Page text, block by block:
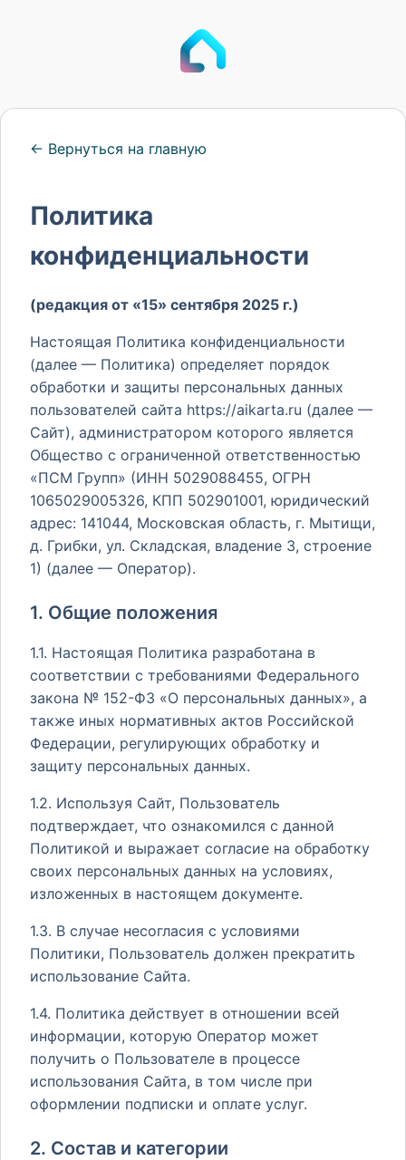
← Вернуться на главную
Политика
конфиденциальности
(редакция от «15» сентября 2025 г.)
Настоящая Политика конфиденциальности
(далее — Политика) определяет порядок
обработки и защиты персональных данных
пользователей сайта https://aikarta.ru (далее —
Сайт), администратором которого является
Общество с ограниченной ответственностью
«ПСМ Групп» (ИНН 5029088455, ОГРН
1065029005326, КПП 502901001, юридический
адрес: 141044, Московская область, г. Мытищи,
д. Грибки, ул. Складская, владение 3, строение
1) (далее — Оператор).
1. Общие положения
1.1. Настоящая Политика разработана в
соответствии с требованиями Федерального
закона № 152-ФЗ «О персональных данных», а
также иных нормативных актов Российской
Федерации, регулирующих обработку и
защиту персональных данных.
1.2. Используя Сайт, Пользователь
подтверждает, что ознакомился с данной
Политикой и выражает согласие на обработку
своих персональных данных на условиях,
изложенных в настоящем документе.
1.3. В случае несогласия с условиями
Политики, Пользователь должен прекратить
использование Сайта.
1.4. Политика действует в отношении всей
информации, которую Оператор может
получить о Пользователе в процессе
использования Сайта, в том числе при
оформлении подписки и оплате услуг.
2. Состав и категории